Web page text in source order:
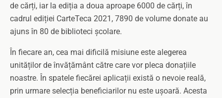
de cărți, iar la ediția a doua aproape 6000 de cărți, în
cadrul ediției CarteTeca 2021, 7890 de volume donate au
ajuns în 80 de biblioteci școlare.
În fiecare an, cea mai dificilă misiune este alegerea
unităților de învățământ către care vor pleca donațiile
noastre. În spatele fiecărei aplicații există o nevoie reală,
prin urmare selecția beneficiarilor nu este ușoară. Acesta